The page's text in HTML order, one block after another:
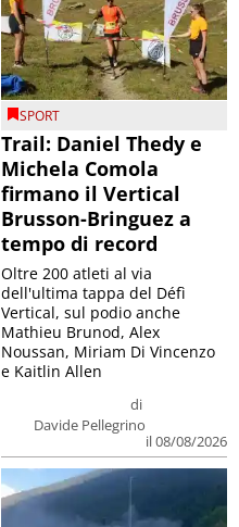
SPORT
Trail: Daniel Thedy e
Michela Comola
firmano il Vertical
Brusson-Bringuez a
tempo di record
di
Davide Pellegrino
il 08/08/2026
Oltre 200 atleti al via
dell'ultima tappa del Défì
Vertical, sul podio anche
Mathieu Brunod, Alex
Noussan, Miriam Di Vincenzo
e Kaitlin Allen